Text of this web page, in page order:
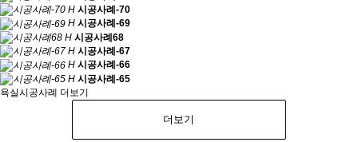
H 시공사례-70
H 시공사례-69
H 시공사례68
H 시공사례-67
H 시공사례-66
H 시공사례-65
욕실시공사례 더보기
더보기